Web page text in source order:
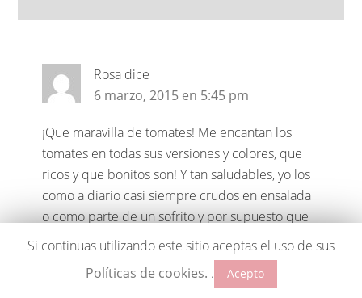
Rosa dice
6 marzo, 2015 en 5:45 pm
¡Que maravilla de tomates! Me encantan los
tomates en todas sus versiones y colores, que
ricos y que bonitos son! Y tan saludables, yo los
como a diario casi siempre crudos en ensalada
o como parte de un sofrito y por supuesto que
no hay nada mejor que una salsa de tomate
casera como la que has preparado.
Que maravilla de fotos, no dejas de alucinarme!
Si continuas utilizando este sitio aceptas el uso de sus
Políticas de cookies. . Acepto